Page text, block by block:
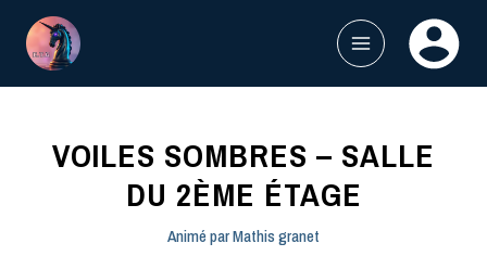
contenu
MAIN
VOILES SOMBRES – SALLE
DU 2ÈME ÉTAGE
Animé parMathis granet